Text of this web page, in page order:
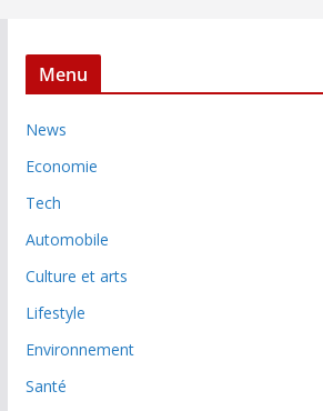
Menu
News
Economie
Tech
Automobile
Culture et arts
Lifestyle
Environnement
Santé